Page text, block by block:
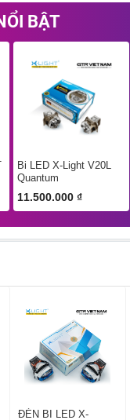
BẬT
Bi LED X-Light V20L
Quantum
11.500.000 ₫
ĐÈN BI LED X-